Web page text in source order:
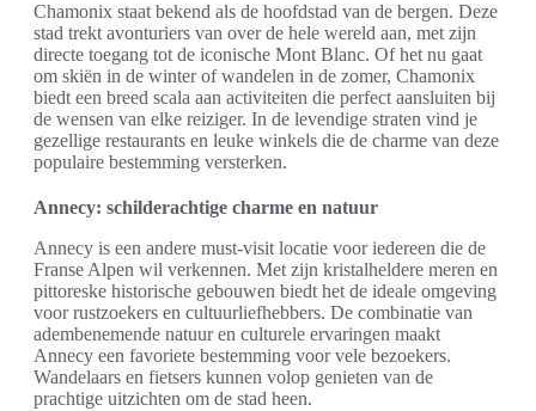
Chamonix staat bekend als de hoofdstad van de bergen. Deze
stad trekt avonturiers van over de hele wereld aan, met zijn
directe toegang tot de iconische Mont Blanc. Of het nu gaat
om skiën in de winter of wandelen in de zomer, Chamonix
biedt een breed scala aan activiteiten die perfect aansluiten bij
de wensen van elke reiziger. In de levendige straten vind je
gezellige restaurants en leuke winkels die de charme van deze
populaire bestemming versterken.
Annecy: schilderachtige charme en natuur
Annecy is een andere must-visit locatie voor iedereen die de
Franse Alpen wil verkennen. Met zijn kristalheldere meren en
pittoreske historische gebouwen biedt het de ideale omgeving
voor rustzoekers en cultuurliefhebbers. De combinatie van
adembenemende natuur en culturele ervaringen maakt
Annecy een favoriete bestemming voor vele bezoekers.
Wandelaars en fietsers kunnen volop genieten van de
prachtige uitzichten om de stad heen.